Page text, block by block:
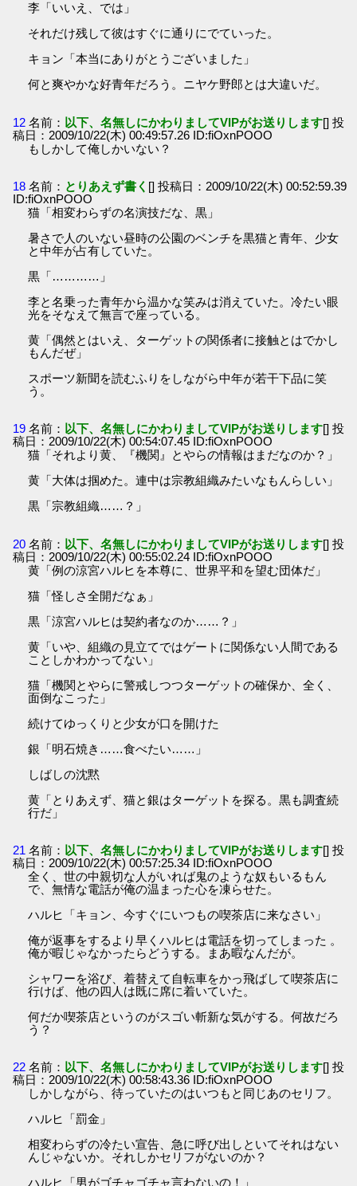
李「いいえ、では」
それだけ残して彼はすぐに通りにでていった。
キョン「本当にありがとうございました」
何と爽やかな好青年だろう。ニヤケ野郎とは大違いだ。
12 名前： 以下、名無しにかわりましてVIPがお送りします[] 投
稿日：2009/10/22(木) 00:49:57.26 ID:fiOxnPOOO
もしかして俺しかいない？
18 名前： とりあえず書く [] 投稿日：2009/10/22(木) 00:52:59.39
ID:fiOxnPOOO
猫「相変わらずの名演技だな、黒」
暑さで人のいない昼時の公園のベンチを黒猫と青年、少女
と中年が占有していた。
黒「…………」
李と名乗った青年から温かな笑みは消えていた。冷たい眼
光をそなえて無言で座っている。
黄「偶然とはいえ、ターゲットの関係者に接触とはでかし
もんだぜ」
スポーツ新聞を読むふりをしながら中年が若干下品に笑
う。
19 名前： 以下、名無しにかわりましてVIPがお送りします[] 投
稿日：2009/10/22(木) 00:54:07.45 ID:fiOxnPOOO
猫「それより黄、『機関』とやらの情報はまだなのか？」
黄「大体は掴めた。連中は宗教組織みたいなもんらしい」
黒「宗教組織……？」
20 名前： 以下、名無しにかわりましてVIPがお送りします[] 投
稿日：2009/10/22(木) 00:55:02.24 ID:fiOxnPOOO
黄「例の涼宮ハルヒを本尊に、世界平和を望む団体だ」
猫「怪しさ全開だなぁ」
黒「涼宮ハルヒは契約者なのか……？」
黄「いや、組織の見立てではゲートに関係ない人間である
ことしかわかってない」
猫「機関とやらに警戒しつつターゲットの確保か、全く、
面倒なこった」
続けてゆっくりと少女が口を開けた
銀「明石焼き……食べたい……」
しばしの沈黙
黄「とりあえず、猫と銀はターゲットを探る。黒も調査続
行だ」
21 名前： 以下、名無しにかわりましてVIPがお送りします[] 投
稿日：2009/10/22(木) 00:57:25.34 ID:fiOxnPOOO
全く、世の中親切な人がいれば鬼のような奴もいるもん
で、無情な電話が俺の温まった心を凍らせた。
ハルヒ「キョン、今すぐにいつもの喫茶店に来なさい」
俺が返事をするより早くハルヒは電話を切ってしまった 。
俺が暇じゃなかったらどうする。まあ暇なんだが。
シャワーを浴び、着替えて自転車をかっ飛ばして喫茶店に
行けば、他の四人は既に席に着いていた。
何だか喫茶店というのがスゴい斬新な気がする。何故だろ
う？
22 名前： 以下、名無しにかわりましてVIPがお送りします[] 投
稿日：2009/10/22(木) 00:58:43.36 ID:fiOxnPOOO
しかしながら、待っていたのはいつもと同じあのセリフ。
ハルヒ「罰金」
相変わらずの冷たい宣告、急に呼び出しといてそれはない
んじゃないか。それしかセリフがないのか？
ハルヒ「男がゴチャゴチャ言わないの！」